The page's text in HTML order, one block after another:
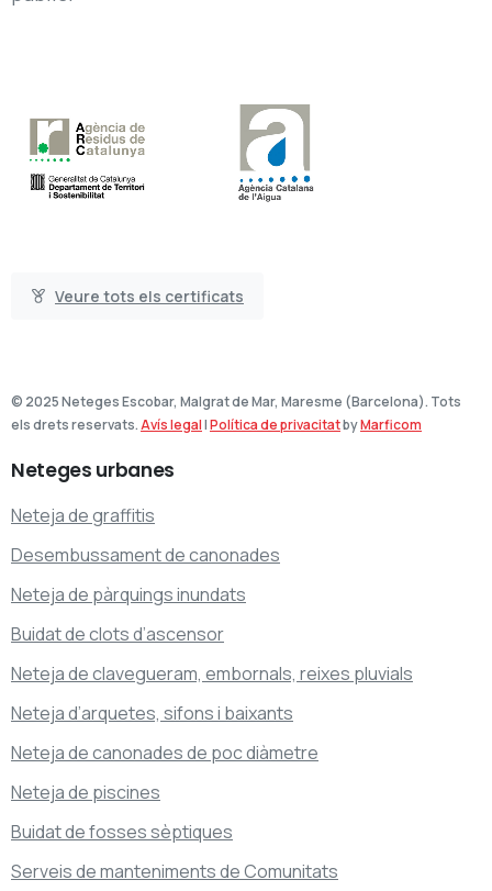
Veure tots els certificats
© 2025 Neteges Escobar, Malgrat de Mar, Maresme (Barcelona). Tots
els drets reservats.Avís legal|Política de privacitatbyMarficom
Neteges urbanes
Neteja de graffitis
Desembussament de canonades
Neteja de pàrquings inundats
Buidat de clots d’ascensor
Neteja de clavegueram, embornals, reixes pluvials
Neteja d’arquetes, sifons i baixants
Neteja de canonades de poc diàmetre
Neteja de piscines
Buidat de fosses sèptiques
Serveis de manteniments de Comunitats